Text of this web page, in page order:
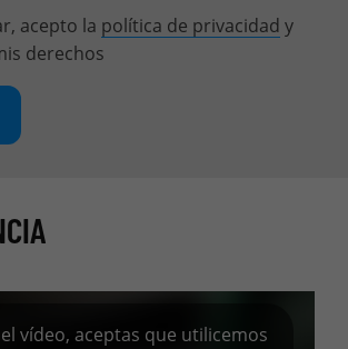
acepto la política de privacidad y
derechos
vídeo, aceptas que utilicemos